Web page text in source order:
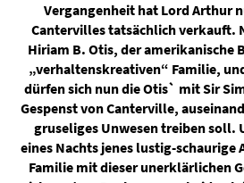
Vergangenheit hat Lord Arthur
Cantervilles tatsächlich verkauft.
Hiriam B. Otis, der amerikanische
„verhaltenskreativen“ Familie,
dürfen sich nun die Otis` mit Sir
Gespenst von Canterville,
gruseliges Unwesen treiben soll.
eines Nachts jenes lustig-
Familie mit dieser unerklärlichen